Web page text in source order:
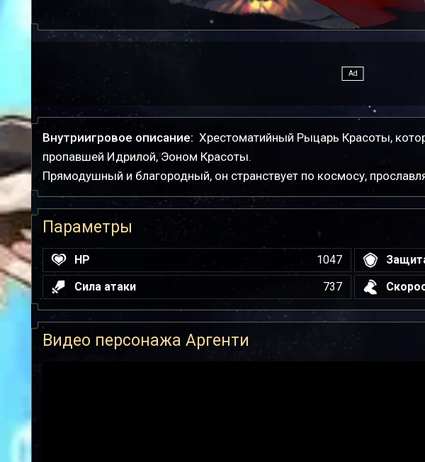
Внутриигровое описание: Хрестоматийный Рыцарь Красоты,
пропавшей Идрилой, Эоном Красоты.
Прямодушный и благородный, он странствует по космосу,
Параметры
HP 1047
Сила атаки
737
Видео персонажа Аргенти